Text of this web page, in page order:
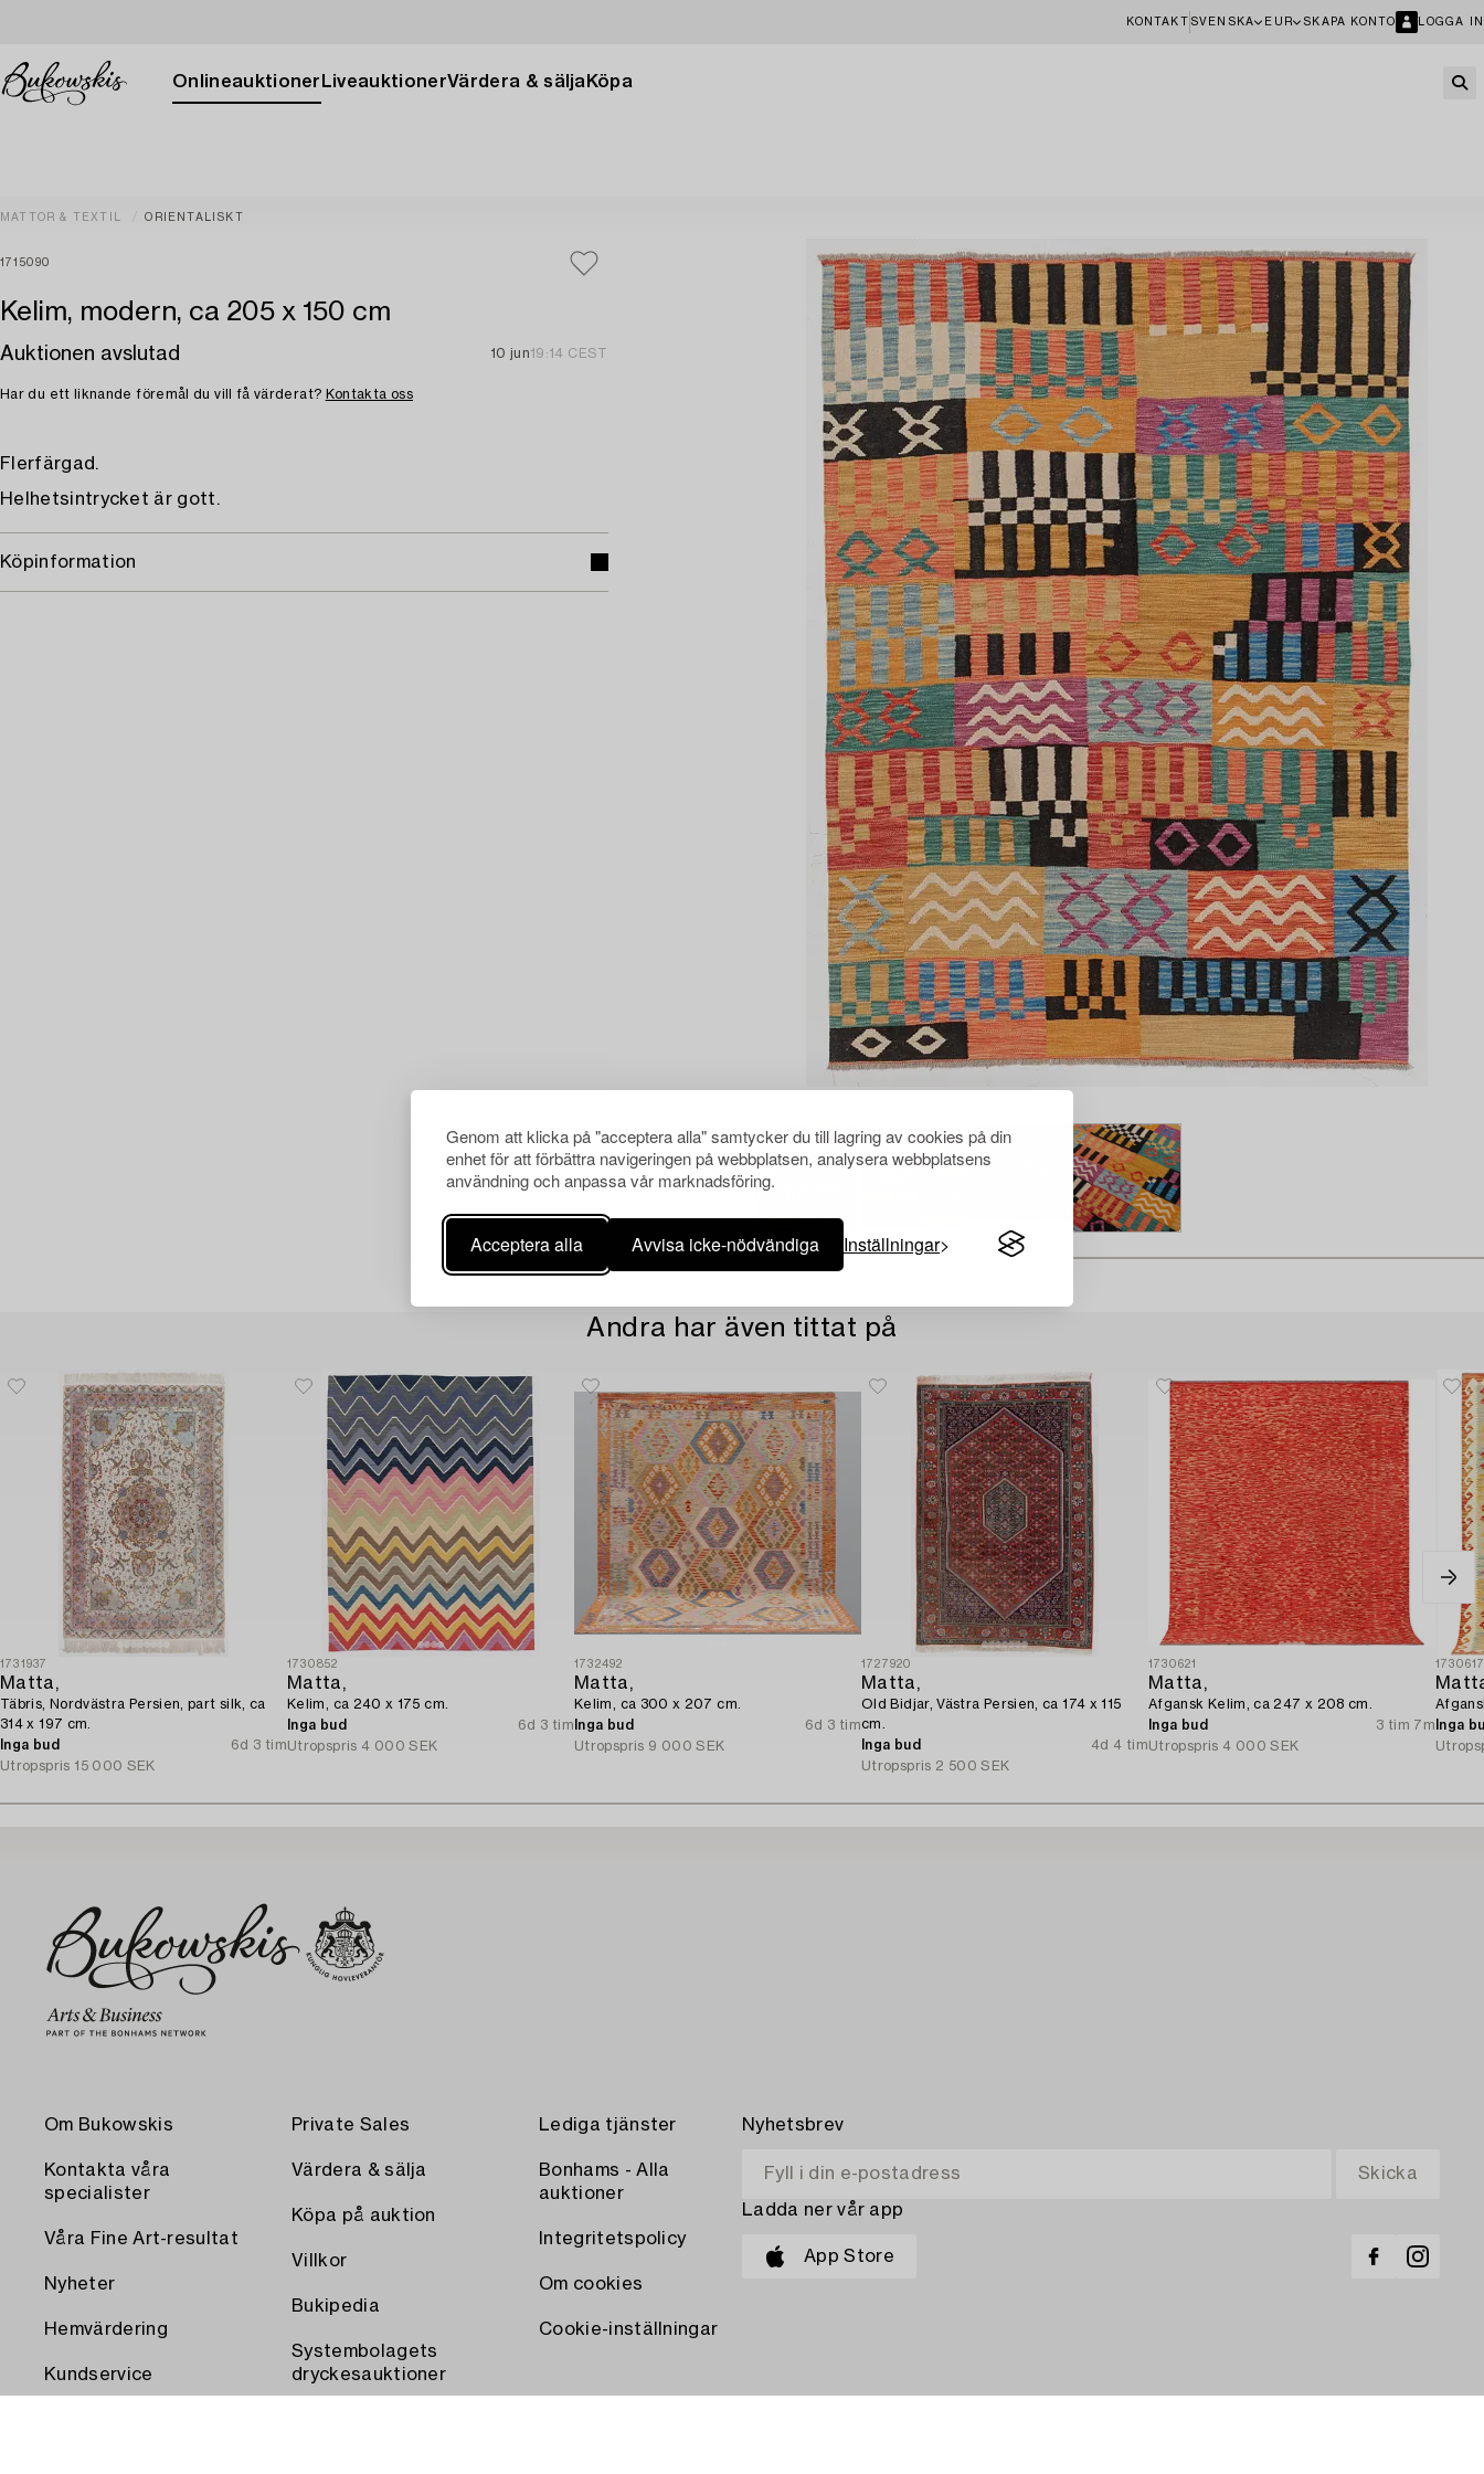
Genom att klicka på "acceptera alla" samtycker du till lagring av cookies på din
enhet för att förbättra navigeringen på webbplatsen, analysera webbplatsens
användning och anpassa vår marknadsföring.
Acceptera alla Avvisa icke-nödvändiga Inställningar
KONTAKT SVENSKA EUR SKAPA KONTO LOGGA IN
Onlineauktioner LiveauktionerVärdera & sälja Köpa
MATTOR & TEXTIL ORIENTALISKT
1715090
Kelim, modern, ca 205 x 150 cm
Auktionen avslutad 10 jun19:14 CEST
Har du ett liknande föremål du vill få värderat? Kontakta oss
Flerfärgad.
Helhetsintrycket är gott.
Köpinformation
Andra har även tittat på
1731937
Matta,
Täbris, Nordvästra Persien, part silk, ca
314 x 197 cm.
Inga bud
6d 3 tim
Utropspris 15 000 SEK
1730852
Matta,
Kelim, ca 240 x 175 cm.
Inga bud
6d 3 tim
Utropspris 4 000 SEK
1732492
Matta,
Kelim, ca 300 x 207 cm.
Inga bud
6d 3 tim
Utropspris 9 000 SEK
1727920
Matta,
Old Bidjar, Västra Persien, ca 174 x 115
cm.
Inga bud
4d 4 tim
Utropspris 2 500 SEK
1730621
Matta,
Afgansk Kelim, ca 247 x 208 cm.
Inga bud
3 tim 7m
Utropspris 4 000 SEK
Inga
Om Bukowskis
Kontakta våra
specialister
Våra Fine Art-resultat
Nyheter
Hemvärdering
Kundservice
Private Sales
Värdera & sälja
Köpa på auktion
Villkor
Bukipedia
Systembolagets
dryckesauktioner
Lediga tjänster
Bonhams - Alla
auktioner
Integritetspolicy
Om cookies
Cookie-inställningar
Nyhetsbrev
Ladda ner vår app
App Store